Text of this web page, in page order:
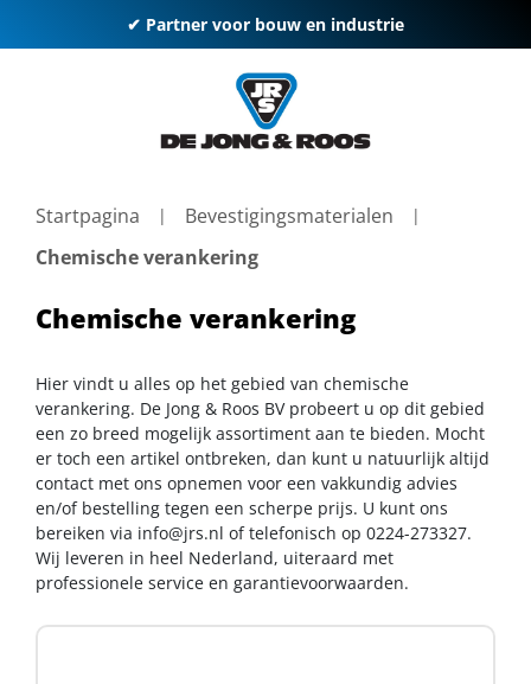
✔ Partner voor bouw en industrie
Startpagina
Bevestigingsmaterialen
Chemische verankering
Chemische verankering
Hier vindt u alles op het gebied van chemische
verankering. De Jong & Roos BV probeert u op dit gebied
een zo breed mogelijk assortiment aan te bieden. Mocht
er toch een artikel ontbreken, dan kunt u natuurlijk altijd
contact met ons opnemen voor een vakkundig advies
en/of bestelling tegen een scherpe prijs. U kunt ons
bereiken via info@jrs.nl of telefonisch op 0224-273327.
Wij leveren in heel Nederland, uiteraard met
professionele service en garantievoorwaarden.